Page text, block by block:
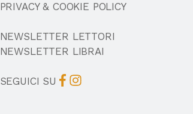
PRIVACY & COOKIE POLICY
NEWSLETTER LETTORI
NEWSLETTER LIBRAI
SEGUICI SU